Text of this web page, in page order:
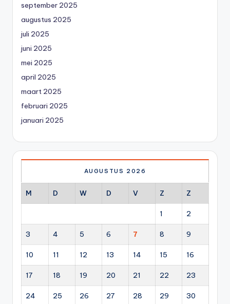
september 2025
augustus 2025
juli 2025
juni 2025
mei 2025
april 2025
maart 2025
februari 2025
januari 2025
AUGUSTUS 2026
M D W D V Z Z
1 2
3 4 5 6 7 8 9
10 11 12 13 14 15 16
17 18 19 20 21 22 23
24 25 26 27 28 29 30